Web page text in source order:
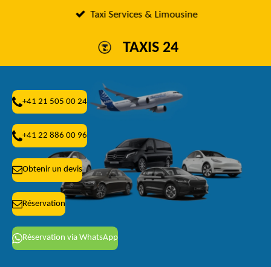
TAXIS 24
Taxi Services & Limousine
+41 21 505 00 24
+41 22 886 00 96
Obtenir un devis
Réservation
Réservation via WhatsApp